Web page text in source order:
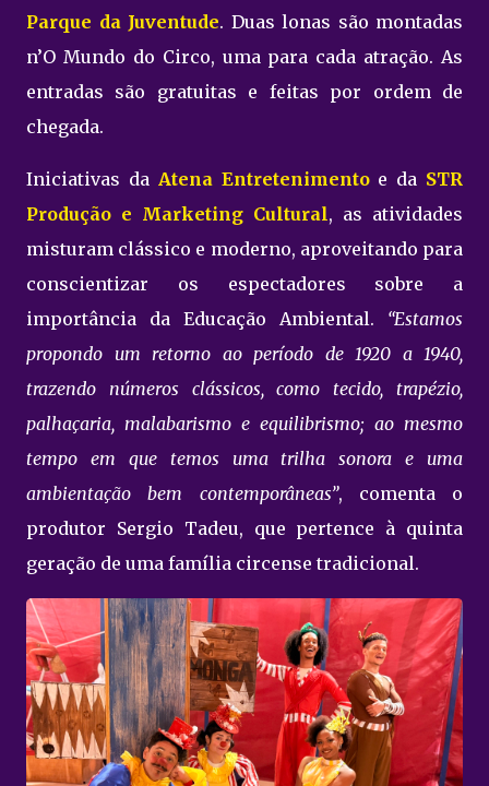
Parque da Juventude. Duas lonas são montadas
n’O Mundo do Circo, uma para cada atração. As
entradas são gratuitas e feitas por ordem de
chegada.
Iniciativas da Atena Entretenimentoe da STR
Produção e Marketing Cultural, as atividades
misturam clássico e moderno, aproveitando para
conscientizar os espectadores sobre a
importância da Educação Ambiental. “Estamos
propondo um retorno ao período de 1920 a 1940,
trazendo números clássicos, como tecido, trapézio,
palhaçaria, malabarismo e equilibrismo; ao mesmo
tempo em que temos uma trilha sonora e uma
ambientação bem contemporâneas”, comenta o
produtor Sergio Tadeu, que pertence à quinta
geração de uma família circense tradicional.